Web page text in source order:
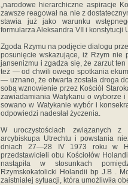
„narodowe hierarchiczne aspiracje
zawsze reagował na nie z
stawia już jako warunku
formularza Aleksandra VII i konstytucji
Zgoda Rzymu na podjęcie dialogu
posu­nięcie wskazujące, iż Rzym nie
jansenizmu i zga­dza się, że zarzut
też — od chwili owego spotkania
— uznano, że otwarta została droga
sobą wznowienie przez Kościół
zawiadamiania Watykanu o wyborze
sowano w Watykanie wybór i
odpo­wiedzi nadesłał życzenia.
W uroczystościach związanych z
arcybiskupa Utrechtu i powstania
dniach 27—28 IV 1973 roku w
przedstawicieli obu Kościołów
nastąpiła w stosunkach
Rzymskokatolicki Holan­dii bp J.B .
zaistniałej sytuacji, która umożli­wiła